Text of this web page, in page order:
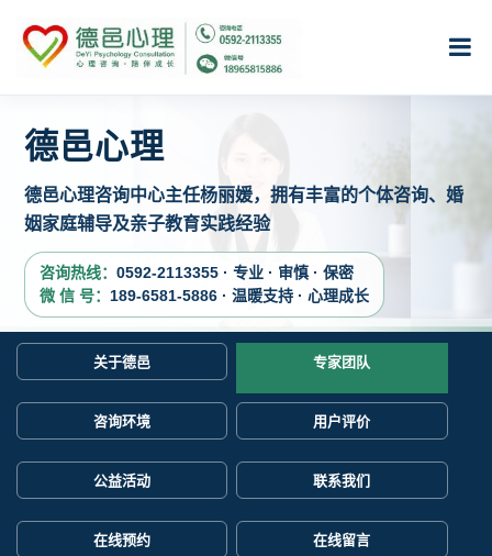
德邑心理
德邑心理咨询中心主任杨丽媛，拥有丰富的个体咨询、婚
姻家庭辅导及亲子教育实践经验
咨询热线： 0592-2113355 · 专业 · 审慎 · 保密
微 信 号： 189-6581-5886 · 温暖支持 · 心理成长
关于德邑 专家团队
咨询环境 用户评价
公益活动 联系我们
在线预约 在线留言